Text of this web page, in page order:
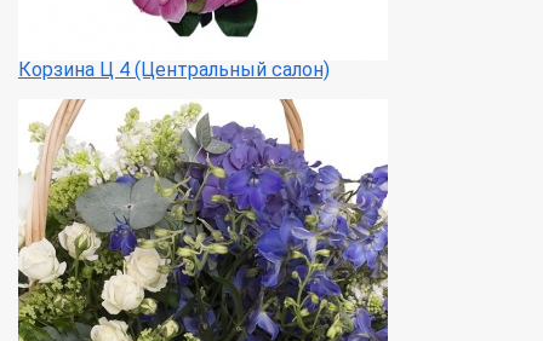
Корзина Ц 4 (Центральный салон)